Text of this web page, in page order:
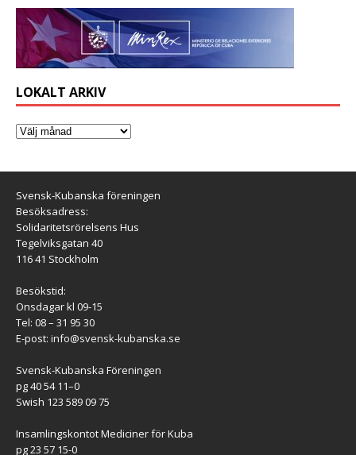
LOKALT ARKIV
Svensk-Kubanska föreningen
Besöksadress:
Solidaritetsrörelsens Hus
Tegelviksgatan 40
116 41 Stockholm
Besökstid:
Onsdagar kl 09-15
Tel: 08 – 31 95 30
E-post: info@svensk-kubanska.se
Svensk-Kubanska Föreningen
pg 40 54 11–0
Swish 123 589 09 75
Insamlingskontot Mediciner för Kuba
pg 23 57 15-0